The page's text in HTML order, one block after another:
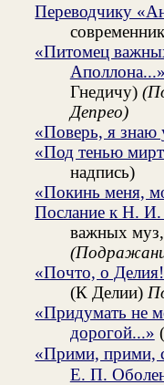
Переводчику
«Питомец
Аполлона...»
Гнедичу)
Депрео)
«Поверь, я
«Под тенью
надпись)
«Покинь меня,
Послание к Н. И.
важных
«Почто, о
(К Делии)
«Придумать не
дорогой...»
«Прими, прими,
Е. П.